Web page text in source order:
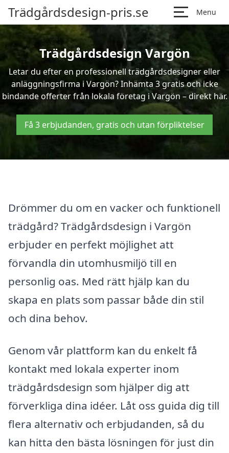
Trädgårdsdesign-pris.se Menu
Trädgårdsdesign Vargön
Letar du efter en professionell trädgårdsdesigner eller
anläggningsfirma i Vargön? Inhämta 3 gratis och icke
bindande offerter från lokala företag i Vargön – direkt här.
Få 3 erbjudanden, gratis och utan förpliktelser
Drömmer du om en vacker och funktionell
trädgård? Trädgårdsdesign i Vargön
erbjuder en perfekt möjlighet att
förvandla din utomhusmiljö till en
personlig oas. Med rätt hjälp kan du
skapa en plats som passar både din stil
och dina behov.
Genom vår plattform kan du enkelt få
kontakt med lokala experter inom
trädgårdsdesign som hjälper dig att
förverkliga dina idéer. Låt oss guida dig till
flera alternativ och erbjudanden, så du
kan hitta den bästa lösningen för just din